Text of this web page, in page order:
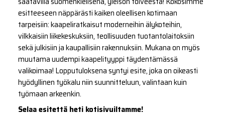
esitteeseen näppärästi kaiken oleellisen kotimaan
tarpeisiin: kaapeliratkaisut moderneihin älykoteihin,
vilkkaisiin liikekeskuksiin, teollisuuden tuotantolaitoksiin
sekä julkisiin ja kaupallisiin rakennuksiin. Mukana on myös
muutama uudempi kaapelityyppi täydentämässä
valikoimaa! Lopputuloksena syntyi esite, joka on oikeasti
hyödyllinen työkalu niin suunnitteluun, valintaan kuin
työmaan arkeenkin.
Selaa esitettä heti kotisivuiltamme!